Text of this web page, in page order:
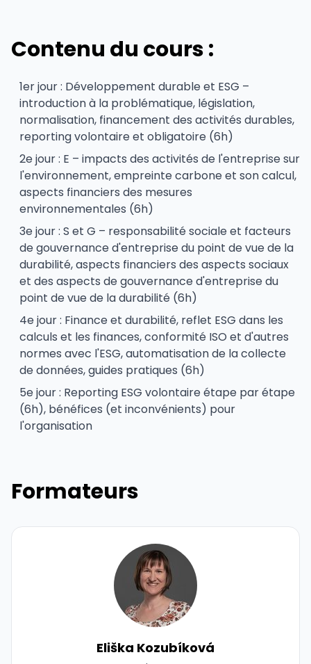
Contenu du cours :
1er jour : Développement durable et ESG –
introduction à la problématique, législation,
normalisation, financement des activités durables,
reporting volontaire et obligatoire (6h)
2e jour : E – impacts des activités de l'entreprise sur
l'environnement, empreinte carbone et son calcul,
aspects financiers des mesures
environnementales (6h)
3e jour : S et G – responsabilité sociale et facteurs
de gouvernance d'entreprise du point de vue de la
durabilité, aspects financiers des aspects sociaux
et des aspects de gouvernance d'entreprise du
point de vue de la durabilité (6h)
4e jour : Finance et durabilité, reflet ESG dans les
calculs et les finances, conformité ISO et d'autres
normes avec l'ESG, automatisation de la collecte
de données, guides pratiques (6h)
5e jour : Reporting ESG volontaire étape par étape
(6h), bénéfices (et inconvénients) pour
l'organisation
Formateurs
Eliška Kozubíková